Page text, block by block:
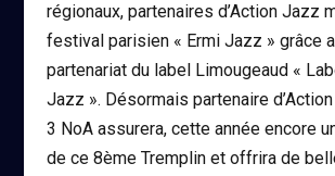
régionaux, partenaires d’Action Jazz
festival parisien « Ermi Jazz » grâce
partenariat du label Limougeaud «
Jazz ». Désormais partenaire
3 NoA assurera, cette année encore
de ce 8ème Tremplin et offrira de